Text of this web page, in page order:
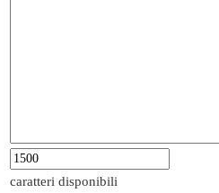
caratteri disponibili